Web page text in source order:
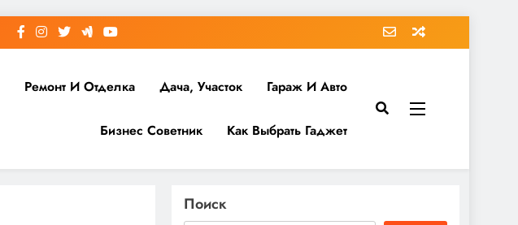
Ремонт И Отделка Дача, Участок Гараж И Авто
Бизнес Советник Как Выбрать Гаджет
Поиск